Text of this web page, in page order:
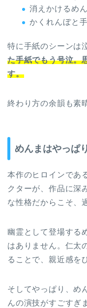
消えかけるめ
かくれんぼと
特に手紙のシーンは
た手紙でもう号泣。
す。
終わり方の余韻も素
めんまはやっぱ
本作のヒロインであ
クターが、作品に深
な性格だからこそ、
幽霊として登場する
はありません。仁太
ることで、親近感を
そしてやっぱり、め
んの演技がすごすぎ